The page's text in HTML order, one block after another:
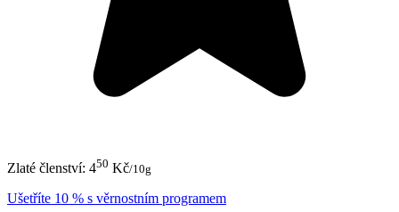
Zlaté členství: 450 Kč/10g
Ušetříte 10 % s věrnostním programem